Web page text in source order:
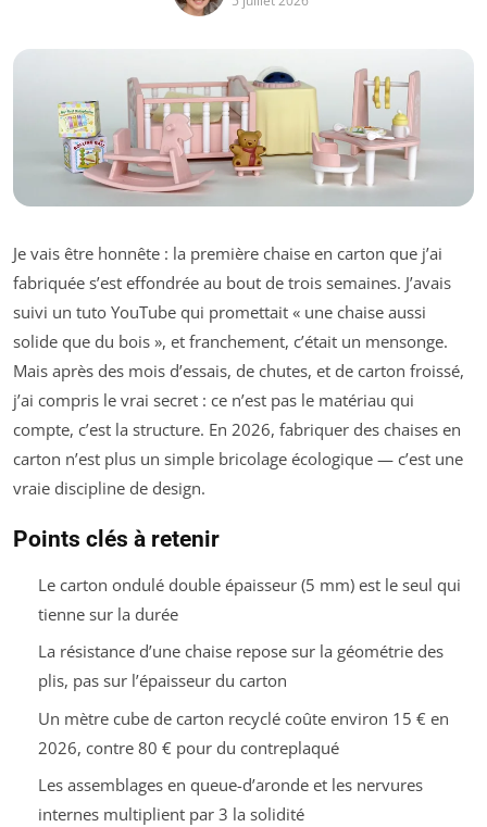
Je vais être honnête : la première chaise en carton que j’ai
fabriquée s’est effondrée au bout de trois semaines. J’avais
suivi un tuto YouTube qui promettait « une chaise aussi
solide que du bois », et franchement, c’était un mensonge.
Mais après des mois d’essais, de chutes, et de carton froissé,
j’ai compris le vrai secret : ce n’est pas le matériau qui
compte, c’est la structure. En 2026, fabriquer des chaises en
carton n’est plus un simple bricolage écologique — c’est une
vraie discipline de design.
Points clés à retenir
Le carton ondulé double épaisseur (5 mm) est le seul qui
tienne sur la durée
La résistance d’une chaise repose sur la géométrie des
plis, pas sur l’épaisseur du carton
Un mètre cube de carton recyclé coûte environ 15 € en
2026, contre 80 € pour du contreplaqué
Les assemblages en queue-d’aronde et les nervures
internes multiplient par 3 la solidité